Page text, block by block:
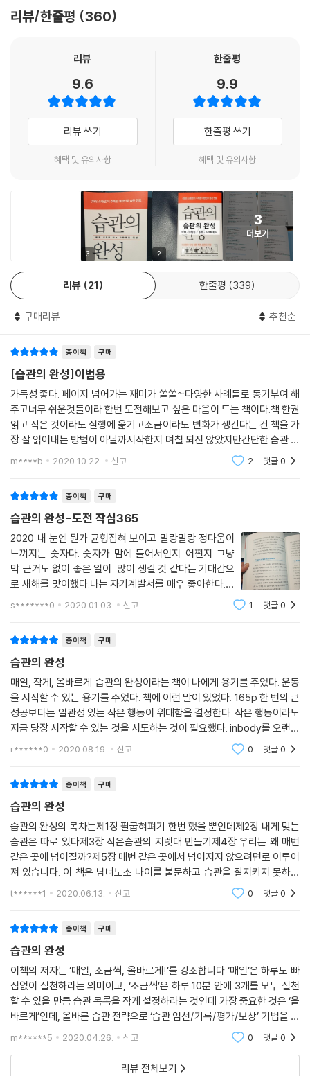
1.‘넌 누구니?’라고 인생이 물어올 때
2. 우리가 새벽 기상에 실패하는 이유
우선 전략 | 새벽 기상이 힘든 분들에게 드리는 팁
3. 미루기의 주범은 게으름이 아니다
어떻게 시간을 지배할 것인가 | 막연한 낙관주의에 왜 반복적으로 빠질까?
| 계획 오류 극복하기 | 목표 쪼개기 | 업무 목표 쪼개기 | 자기계발 쪼개기 |
4. 거창한 목표는 개나 줘버려
마이크 타이슨 & 돈 킹 | 승자효과 | 우리가 매번 같은 곳에서 넘어지는 이
5. SNS 인증, 그 기록에 대한 오해
SNS 인증과 메타인지 | 주간 리포트와 메타인지
6. 오늘 1% 실패를 웃어넘기지 마세요
7. 열등감이 병이 되지 않으려면
8. 새로운 시작, 365일 언제나 옳다
이런 사람을 많이 보았다 | 지금, 오늘
5장 매번 같은 곳에서 넘어지지 않으려면
[평범한 어른들 이야기]
죽음에 대한 공포 | 오늘 하루를 잘살아야 한다 | 하루 루틴의 또 다른 힘
2. 나를 키운 8할은 결핍이었다
3. 나라는 나약한 인간이 거친 세상을 이기는 방법
습관은 마중물이다
4. 당신은 롤모델이 있나요?
인과의 법칙 | 롤모델의 습관
[미래의 아이들 이야기]
5. 수능 만점 서울대 학생들, 내가 그들에게 배운 한 가지
를 익히기 위한 전략
6. 아이에게 자신감을 심어주려면
최면마법 | 자신감은 과연 무엇일까?
8. 부자와 가난한 사람의 차이점
비즈니스석 승객들 | 인생을 바꾸는 부자습관
9. 직장생활 20년 만에 좋아하는 일이 생겼어요
10. 직장인 1인 1 습관, 100일 프로젝트를 시작한 이유
11. 은퇴 후 나는 무엇으로 돈을 벌 수 있을까?
내 인생의 포트톨리오 직업 만들기
12. 꿈을 위해 서둘러 퇴사하려는 당신에게
[에필로그] 안전지대를 넘어서
해외영업 팀에서 근무하는 박 대리는 영어공부 습관을 시작하려고 한다.
· 나는 성장하기 위해 항상 공부하는 사람이 되고 싶다. ( )
위의 문장은 결과 중심의 습관이고, 아래 문장은 정체성 중심의 습관이다.
정체성을 수립한 뒤에 영어회화 공부습관을 만든다면 더 오래 지속될 수
있다. --- p.93
나는 유혹의 각 단계에 ‘게이트(관문)’라고 이름을 붙였다. 습관을 시작한
지 3일, 21일, 66일, 그리고 90일이 바로 대표적인 4가지 게이트이다. 처
하는 데 필요한 시간이다. 66일은 몸이 습관을 기억하는 데 필요한 시간이
고, 90일은 죽음의 계곡을 넘어서는 데 필요한 최소한의 시간이다.
탕으로 『습관홈트』에 이어 『습관의 완성』을 출간하며 본격적으로 대한민
도 영향을 주었으며, 2019년 [SBS 스페셜] 554회 ‘당신의 인생을 바꾸
“나는 작은 습관을 실천하면서 수년 동안의 무기력에서 벗어날 수 있었다.
담배를 끊게 되었고 10kg을 감량했으며 꿈도 가질 수 있었다. 그리고 500
명과 함께 습관홈트 프로그램을 하면서 습관 조력자로서 삶의 목표를 가지
게 되었다.”
500명이 직접 해본 작은 습관의 기적
대한민국 보통 사람들의 습관 완성기
저자는 바쁜 일상을 사는 대한민국 보통 사람 누구나 생활 속에서 쉽게 적
용할 수 있는 작은 습관 실천 프로그램인 습관홈트를 운영 중이다. 직장인,
주부, 대학생 등 500명 이상의 참여자들이 습관을 실천하며 놀라운 변화
정하고 일을 시작한 대학생, 자녀의 공부습관을 잡은 부모 등 그 스펙트럼
아이 공부 습관 완성에 성공했을 뿐만 아니라 자존감을 찾고 자신을 더 긍
정적으로 바라보고 사랑하게 되었다. 이 책은 대한민국 보통 사람들의 습
관 실천 과정과 변화를 담고 있다.
· 금연, 10kg 다이어트 성공하다―팔굽혀펴기 5회의 나비효과(이범용)
· 책 한 권 안 읽던 사람이 저자가 되다―글쓰기 2줄, 책 읽기 2쪽(이범용)
· 40대 여성의 16kg 감량 성공 비결―오늘 먹은 음식 2줄 쓰기(김은영)
(박미리)
· 경력단절 주부의 재취업 비결―영어 한 문단 읽고 쓰기(박정민)
· 저질체력에서 하프 마라톤 완주까지― 플래너 한 줄 업데이트(박종국)
· 꿈이 없던 대학생의 진로 계획―드로잉 한 장 그리기(이다빈)
· 우리 아이가 달라졌어요―잔소리 대신 솔선수범, 이불 정리의 기적(최경
희)
왜 누구는 매번 시작만 하고, 누구는 습관을 완성할까?
미국 설문조사 기관 통계브레인조사연구소(SBRI)의 자료에 의하면 새해
결심을 그대로 지키는 사람은 겨우 8%에 불과하다고 한다. 그런데 ‘습관홈
트’ 참가자 500명의 데이터를 분석한 결과 1년 이상 습관을 유지하고 계속
실천한 사람의 비율은 약 44%였다. 8%와 44%, 이 차이는 어디에서 온
것일까? 왜 ‘습관홈트’ 프로그램 참가자들의 습관 성공률이 높았을까? 그
것은 바로 전략의 차이다.
은 습관 만들기를 시작만 하는 사람들, 중간에 포기하는 사람들의 문제는
‘의지’가 아니라 ‘전략’인 것이다. 저자 이범용은 ‘매일, 조금씩, 올바르
게!’를 강조한다. ‘매일’은 하루도 빠짐없이 실천하라는 의미이고, ‘조금
씩’은 하루 10분 내에 3개 습관을 모두 실천할 수 있을 만큼 습관을 작게 쪼
개라는 것이다. 가장 중요한 것은 ‘올바르게’이다. 그렇다면 ‘올바르게’ 실
천한다는 의미는 무엇일까? 바로 ‘엄선/기록/평가/보상’하는 것이다.
엄선/기록/평가/보상이 필요하다
저자 이범용은 500명 이상이 습관을 실천하고 완성해가는 과정을 함께하
면서 습관의 4단계 완성 과정을 만들게 되었다. 바로 [습관 엄선(Select)
→기록(Write)→평가 및 피드백(Appraise)→보상(Payback)]의 SW
AP 전략이다. 그리고 각 단계마다 참가자들의 실천 과정을 면밀히 관찰하
여 효과적인 팁들을 제시하고 있다. 이는 실제 참가자들과 함께하며 그들
의 습관 완성 과정을 코치하면서 나온 저자만의 노하우가 돋보이는 부분이
다.
리뷰/한줄평 360
리뷰
9.6
리뷰 쓰기
혜택 및 유의사항
한줄평
9.9
한줄평 쓰기
혜택 및 유의사항
3 2
3
더보기
리뷰 21 한줄평 339
구매리뷰 추천순
종이책 구매
[습관의 완성]이범용
가독성 좋다. 페이지 넘어가는 재미가 쏠쏠~다양한 사례들로 동기부여 해
주고너무 쉬운것들이라 한번 도전해보고 싶은 마음이 드는 책이다.책 한권
읽고 작은 것이라도 실행에 옮기고조금이라도 변화가 생긴다는 건 책을 가
장 잘 읽어내는 방법이 아닐까시작한지 며칠 되진 않았지만간단한 습관 몇
가지를 정해 실천에 옮기고 있다.너무 간단해서 꾸준히 하기에 부담이 없
m****b 2020.10.22. 신고 2 댓글0
종이책 구매
습관의 완성-도전 작심365
2020 내 눈엔 뭔가 균형잡혀 보이고 말랑말랑 정다움이
느껴지는 숫자다. 숫자가 맘에 들어서인지 어쩐지 그냥
막 근거도 없이 좋은 일이 많이 생길 것 같다는 기대감으
로 새해를 맞이했다.나는 자기계발서를 매우 좋아한다.어
느 순간부터는 도서관이든 서점이든 내가 머무는 곳은 항
s*******0 2020.01.03. 신고 1 댓글0
종이책 구매
습관의 완성
매일, 작게, 올바르게 습관의 완성이라는 책이 나에게 용기를 주었다. 운동
을 시작할 수 있는 용기를 주었다. 책에 이런 말이 있었다. 165p 한 번의 큰
성공보다는 일관성 있는 작은 행동이 위대함을 결정한다. 작은 행동이라도
지금 당장 시작할 수 있는 것을 시도하는 것이 필요했다. inbody를 오랜만
에 측정했다. 19년 10월 28일 이후 근육량은 비슷한데 체지방이 6kg 늘어
r******0 2020.08.19. 신고 0 댓글0
종이책 구매
습관의 완성
습관의 완성의 목차는제1장 팔굽혀펴기 한번 했을 뿐인데제2장 내게 맞는
습관은 따로 있다제3장 작은습관의 지렛대 만들기제4장 우리는 왜 매번
같은 곳에 넘어질까?제5장 매번 같은 곳에서 넘어지지 않으려면로 이루어
져 있습니다. 이 책은 남녀노소 나이를 불문하고 습관을 잘지키지 못하는
사람들이 읽어보왔으면 하는 책입니다. 그리고 습관의 완성이라는 책에서
t******1 2020.06.13. 신고 0 댓글0
종이책 구매
습관의 완성
이책의 저자는 ’매일, 조금씩, 올바르게!’를 강조합니다 ‘매일’은 하루도 빠
짐없이 실천하라는 의미이고, ‘조금씩’은 하루 10분 안에 3개를 모두 실천
할 수 있을 만큼 습관 목록을 작게 설정하라는 것인데 가장 중요한 것은 ‘올
바르게’인데, 올바른 습관 전략으로 ‘습관 엄선/기록/평가/보상’ 기법을 제
시합니다, 아주 유용한 정보가 많이 있습니다
m******5 2020.04.26. 신고 0 댓글0
리뷰 전체보기